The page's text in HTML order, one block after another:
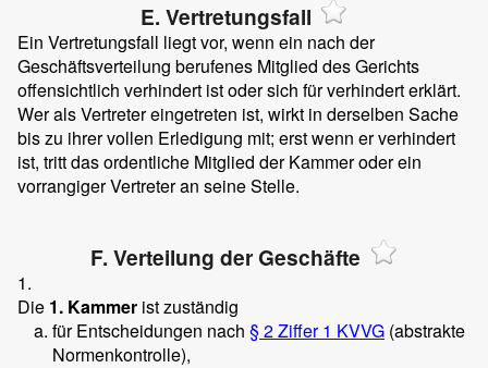
E. Vertretungsfall
Ein Vertretungsfall liegt vor, wenn ein nach der
Geschäftsverteilung berufenes Mitglied des Gerichts
offensichtlich verhindert ist oder sich für verhindert erklärt.
Wer als Vertreter eingetreten ist, wirkt in derselben Sache
bis zu ihrer vollen Erledigung mit; erst wenn er verhindert
ist, tritt das ordentliche Mitglied der Kammer oder ein
vorrangiger Vertreter an seine Stelle.
F. Verteilung der Geschäfte
1.
Die 1. Kammer ist zuständig
für Entscheidungen nach § 2 Ziffer 1 KVVG (abstrakte
Normenkontrolle),